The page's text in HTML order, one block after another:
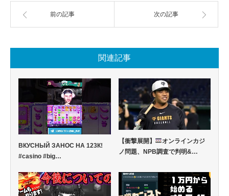
前の記事 次の記事
関連記事
ВКУСНЫЙ ЗАНОС НА 123К!
#casino #big…
【衝撃展開】
オンラインカジ
ノ問題、NPB調査で判明&…